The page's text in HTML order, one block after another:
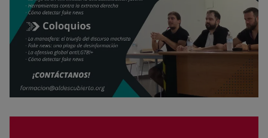
Opciones de cookies Aceptar cookies
Rechazar cookies Política de cookies